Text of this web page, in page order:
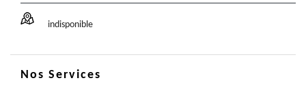
indisponible
Nos Services